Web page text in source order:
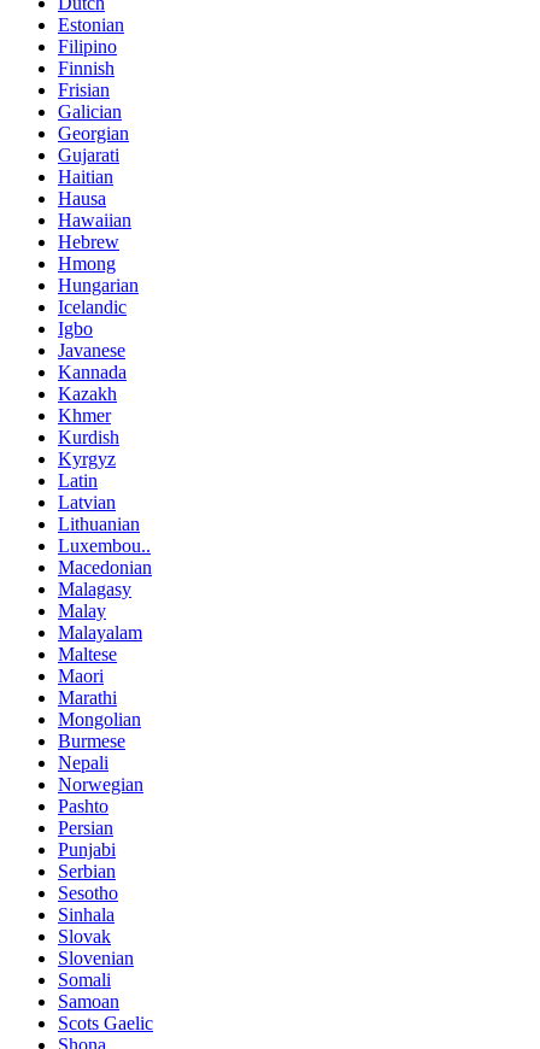
Estonian
Filipino
Finnish
Frisian
Galician
Georgian
Gujarati
Haitian
Hausa
Hawaiian
Hebrew
Hmong
Hungarian
Icelandic
Igbo
Javanese
Kannada
Kazakh
Khmer
Kurdish
Kyrgyz
Latin
Latvian
Lithuanian
Luxembou..
Macedonian
Malagasy
Malay
Malayalam
Maltese
Maori
Marathi
Mongolian
Burmese
Nepali
Norwegian
Pashto
Persian
Punjabi
Serbian
Sesotho
Sinhala
Slovak
Slovenian
Somali
Samoan
Scots Gaelic
Shona